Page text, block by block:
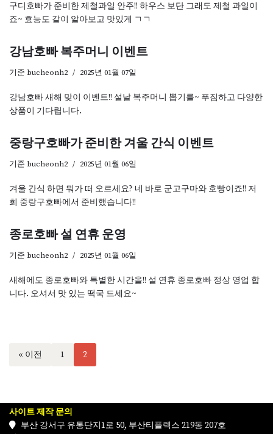
구디호빠가 준비한 제철과일 안주!! 하우스 보단 그래도 제철 과일이
죠~ 효능도 같이 알아보고 맛있게 ㄱㄱ
강남호빠 복주머니 이벤트
기준 bucheonh2 2025년 01월 07일
강남호빠 새해 맞이 이벤트!! 설날 복주머니 뽑기를~ 푸짐하고 다양한
상품이 기다립니다.
중랑구호빠가 준비한 겨울 간식 이벤트
기준 bucheonh2 2025년 01월 06일
겨울 간식 하면 뭐가 떠 오르세요? 네 바로 군고구마와 호빵이죠!! 저
희 중랑구호빠에서 준비했습니다!!
종로호빠 설 연휴 운영
기준 bucheonh2 2025년 01월 06일
새해에도 종로호빠와 특별한 시간을!! 설 연휴 종로호빠 정상 영업 합
니다. 오셔서 맛 있는 떡국 드세요~
« 이전 1 2
사이트 제작 문의
부산 강서구 유통단지1로 50, 부산티플렉스 219동 207호